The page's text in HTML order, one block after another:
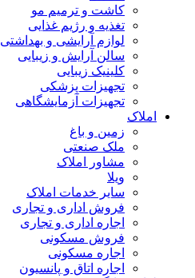
کاشت و ترمیم مو
تغذیه و رژیم غذایی
لوازم آرایشی و بهداشتی
سالن آرایش و زیبایی
کلینیک زیبایی
تجهیزات پزشکی
تجهیزات آزمایشگاهی
املاک
زمین و باغ
ملک صنعتی
مشاور املاک
ویلا
سایر خدمات املاک
فروش اداری و تجاری
اجاره اداری و تجاری
فروش مسکونی
اجاره مسکونی
اجاره اتاق و پانسیون